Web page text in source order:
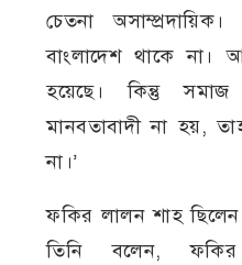
চেতনা
বাংলাদেশ থাকে না।
হয়েছে। কিন্তু
মানবতাবাদী না হয়,
না।’
ফকির লালন শাহ ছিলেন
তিনি বলেন,